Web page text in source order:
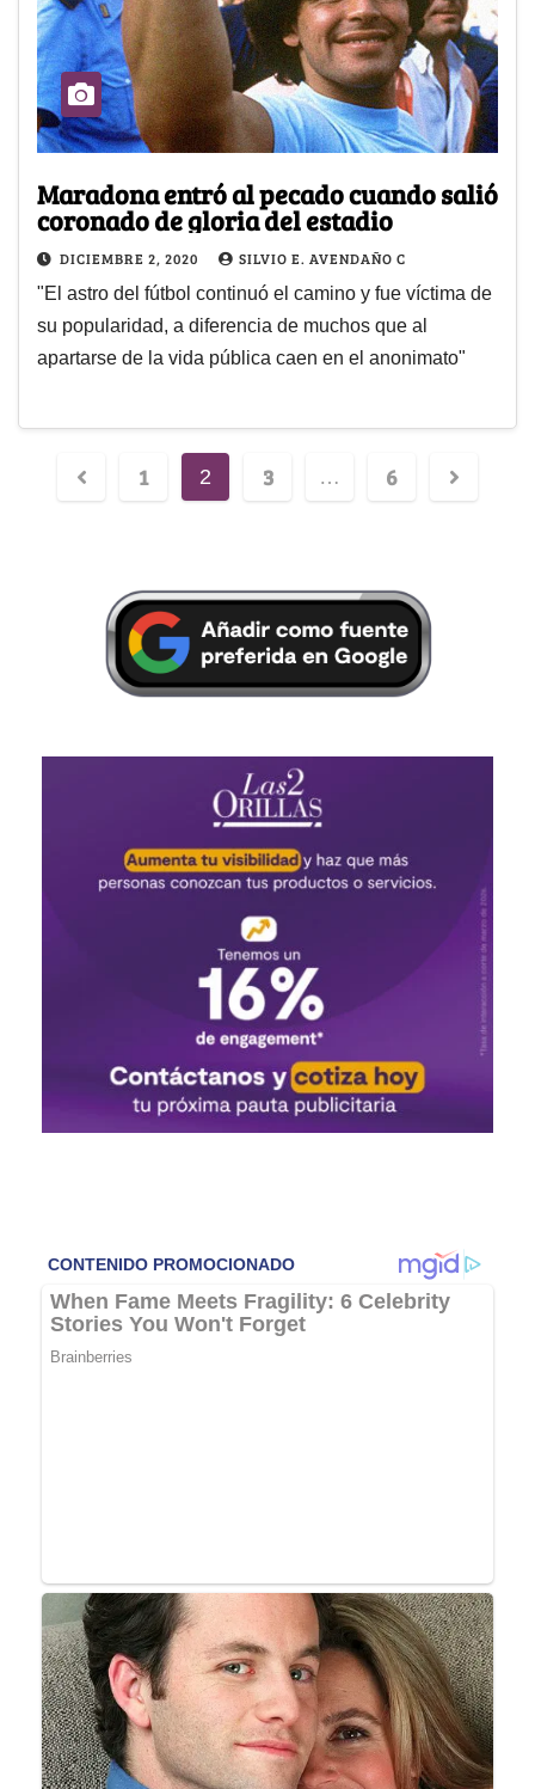
Maradona entró al pecado cuando salió
coronado de gloria del estadio
DICIEMBRE 2, 2020 SILVIO E. AVENDAÑO C
"El astro del fútbol continuó el camino y fue víctima de
su popularidad, a diferencia de muchos que al
apartarse de la vida pública caen en el anonimato"
1 2 3 … 6